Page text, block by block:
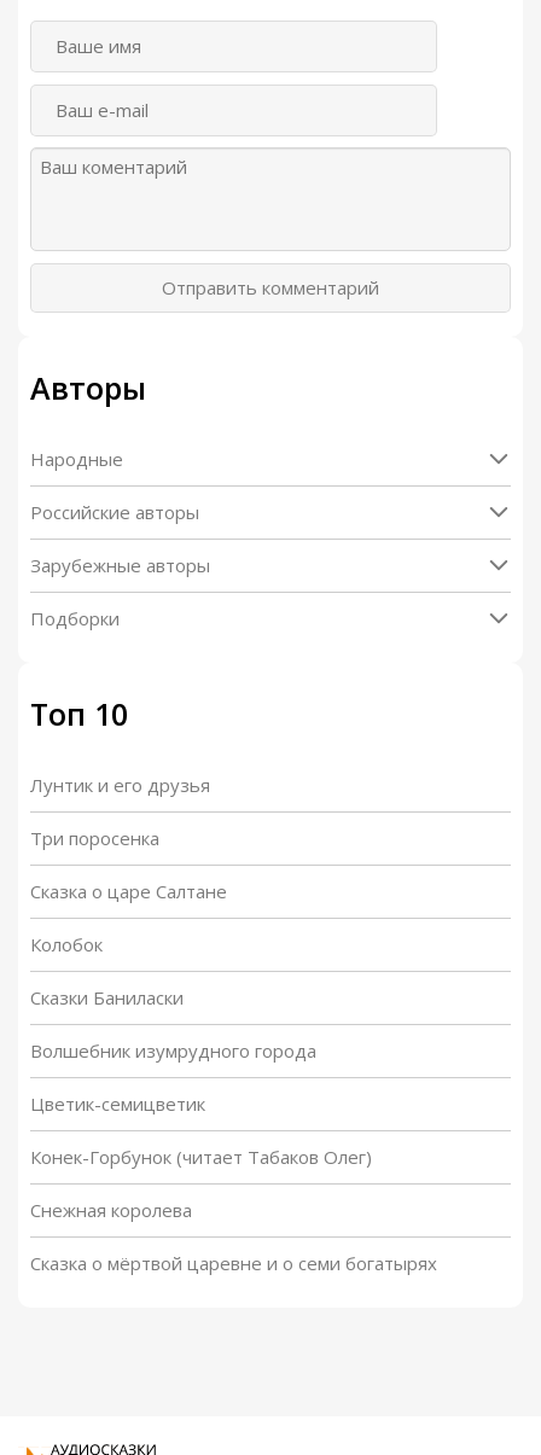
Отправить комментарий
Авторы
Народные
Российские авторы
Зарубежные авторы
Подборки
Топ 10
Лунтик и его друзья
Три поросенка
Сказка о царе Салтане
Колобок
Сказки Баниласки
Волшебник изумрудного города
Цветик-семицветик
Конек-Горбунок (читает Табаков Олег)
Снежная королева
Сказка о мёртвой царевне и о семи богатырях